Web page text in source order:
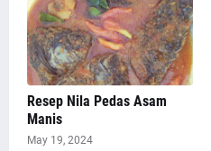
Resep Nila Pedas Asam
Manis
May 19, 2024